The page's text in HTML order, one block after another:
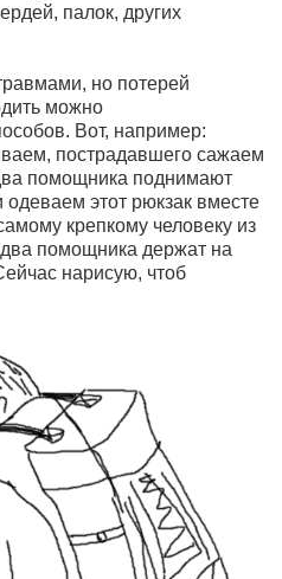
палок, других
но потерей
можно
Вот, например:
пострадавшего сажаем
помощника поднимают
одеваем этот рюкзак вместе
крепкому человеку из
два помощника держат на
нарисую, чтоб